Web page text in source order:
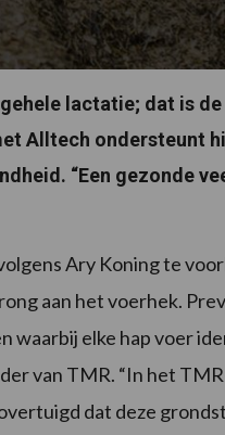
lactatie; dat is
Alltech ondersteunt
“Een gezonde
Ary Koning te
aan het voerhek.
elke hap voer
van TMR. “In het
dat deze